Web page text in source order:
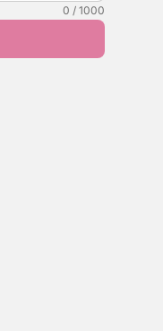
0 / 1000